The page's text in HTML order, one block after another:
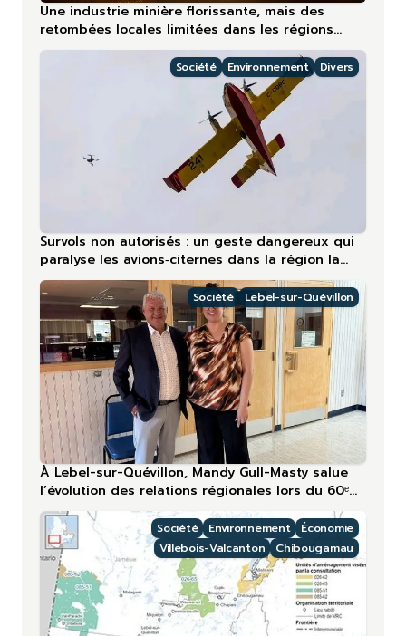
Une industrie minière florissante, mais des
retombées locales limitées dans les régions
nordiques
Société Environnement Divers
Survols non autorisés : un geste dangereux qui
paralyse les avions‑citernes dans la région la
plus touchée en 2026
Société Lebel-sur-Quévillon
À Lebel-sur-Quévillon, Mandy Gull-Masty salue
l’évolution des relations régionales lors du 60ᵉ
anniversaire
Société Environnement
Économie
Villebois-Valcanton
Chibougamau